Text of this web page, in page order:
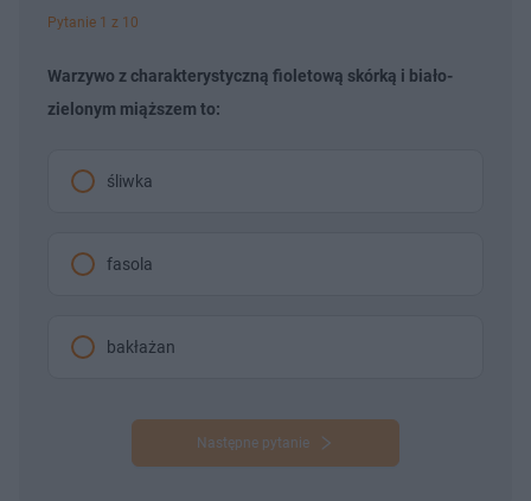
Pytanie 1 z 10
Warzywo z charakterystyczną fioletową skórką i biało-
zielonym miąższem to:
śliwka
fasola
bakłażan
Następne pytanie